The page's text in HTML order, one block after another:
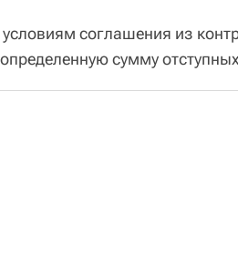
соглашения из
сумму